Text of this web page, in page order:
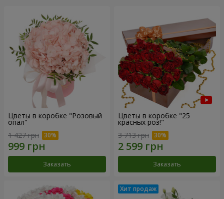
Цветы в коробке "Розовый
опал"
1 427 грн
Заказать
Цветы в коробке "25
красных роз!"
3 713 грн
Заказать